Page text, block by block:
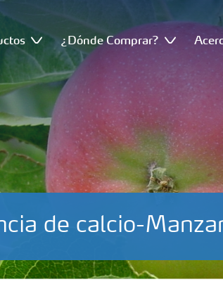
¿Dónde Comprar?
de calcio-
baja Huella de Carbono